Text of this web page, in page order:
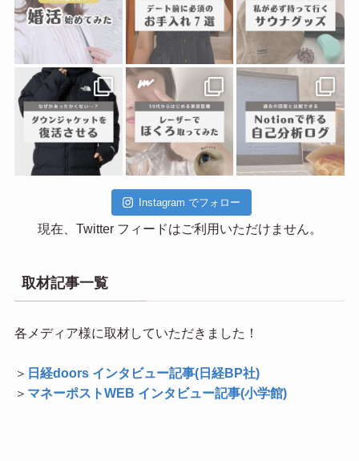
Instagram でフォロー
現在、Twitter フィードはご利用いただけません。
取材記事一覧
各メディア様に取材していただきました！
＞ 日経doors インタビュー記事(日経BP社)
＞ マネーポストWEB インタビュー記事(小学館)